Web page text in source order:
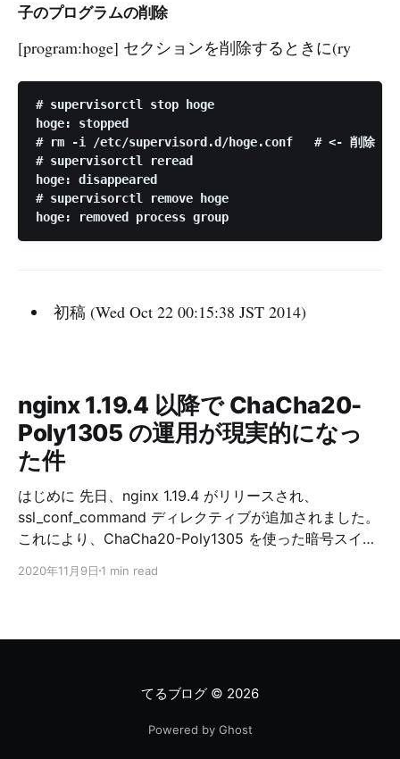
子のプログラムの削除
[program:hoge] セクションを削除するときに(ry
# supervisorctl stop hoge
hoge: stopped
# rm -i /etc/supervisord.d/hoge.conf   # <- 削除
# supervisorctl reread
hoge: disappeared
# supervisorctl remove hoge
初稿 (Wed Oct 22 00:15:38 JST 2014)
nginx 1.19.4 以降で ChaCha20-
Poly1305 の運用が現実的になっ
た件
はじめに 先日、nginx 1.19.4 がリリースされ、
ssl_conf_command ディレクティブが追加されました。
これにより、ChaCha20-Poly1305 を使った暗号スイー
の概要 RFC 7905 (2016/06) より、TLS における
以降で利用可能です。 ChaCha20-Poly1305 は、ストリ
る Poly1305 を組み合わせた、認証付き暗号です。
潔なアルゴリズムです。 AES はハードウェア処理
2020年11月9日 1 min read
てるブログ© 2026
Powered by Ghost